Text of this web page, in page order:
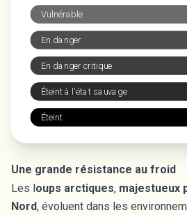
Une grande résistance au froid
Les loups arctiques, majestueux
Nord, évoluent dans les
Vulnérable
En danger
En danger critique
Éteint à l'état sauvage
Éteint